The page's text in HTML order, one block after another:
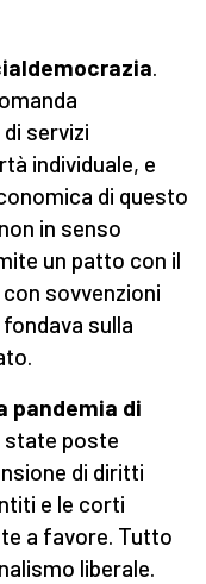
.
servizi
individuale, e
di questo
in senso
un patto con il
sovvenzioni
sulla
pandemia di
state poste
di diritti
e le corti
a favore. Tutto
liberale.